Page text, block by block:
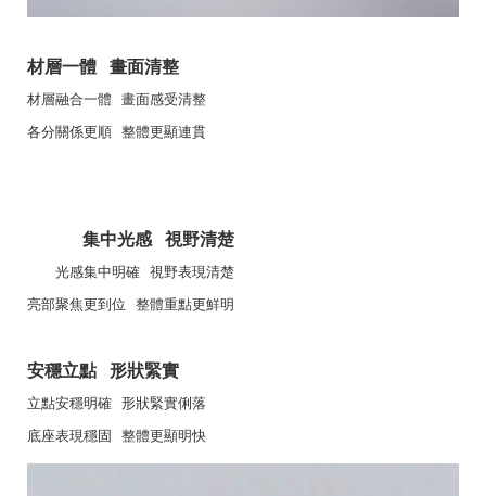
材層一體 畫面清整
材層融合一體 畫面感受清整
各分關係更順 整體更顯連貫
集中光感 視野清楚
光感集中明確 視野表現清楚
亮部聚焦更到位 整體重點更鮮明
安穩立點 形狀緊實
立點安穩明確 形狀緊實俐落
底座表現穩固 整體更顯明快